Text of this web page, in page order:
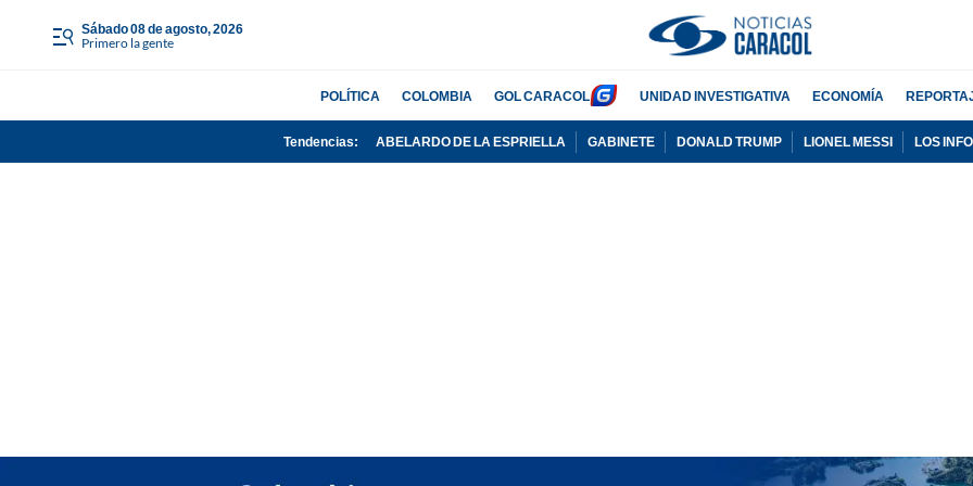
sábado 08 de agosto, 2026
Primero la gente
POLÍTICA COLOMBIA GOL CARACOL UNIDAD INVESTIGATIVA ECONOMÍA
Tendencias: ABELARDO DE LA ESPRIELLA GABINETE DONALD TRUMP LIONEL MESSI LOS